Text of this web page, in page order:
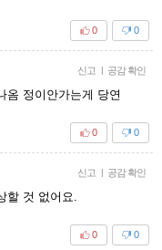
0
0
신고 | 공감 확인
옴 정이안가는게 당연
0
0
신고 | 공감 확인
것 없어요.
0
0